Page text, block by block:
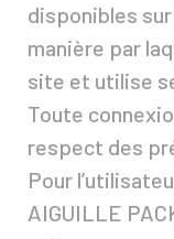
disponibles
manière par
site et utilise
Toute
respect des
Pour
AIGUILLE